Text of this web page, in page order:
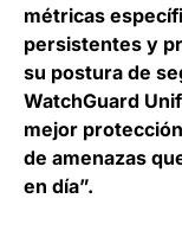
métricas
persistentes y
su postura de
WatchGuard
mejor
de amenazas
en día”.